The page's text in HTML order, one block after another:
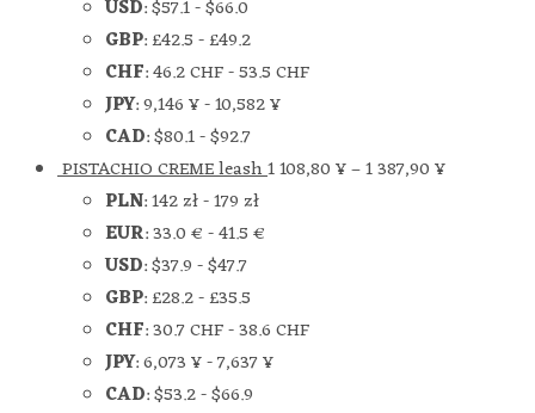
USD:$57.1-$66.0
GBP:£42.5-£49.2
CHF:46.2 CHF-53.5 CHF
JPY:9,146 ¥-10,582 ¥
CAD:$80.1-$92.7
PISTACHIO CREME leash1 108,80¥–1 387,90¥
PLN:142 zł-179 zł
EUR:33.0 €-41.5 €
USD:$37.9-$47.7
GBP:£28.2-£35.5
CHF:30.7 CHF-38.6 CHF
JPY:6,073 ¥-7,637 ¥
CAD:$53.2-$66.9